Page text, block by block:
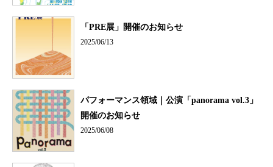
「PRE展」開催のお知らせ
2025/06/13
パフォーマンス領域｜公演「panorama vol.3」
開催のお知らせ
2025/06/08